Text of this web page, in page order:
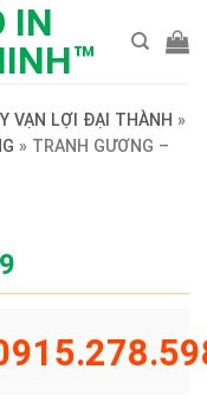
VẠN LỢI ĐẠI THÀNH »
» TRANH GƯƠNG –